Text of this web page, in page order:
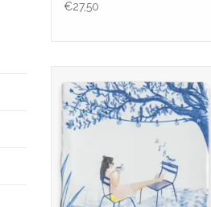
€27,50
TOEVOEGEN AAN WINKELWAGEN